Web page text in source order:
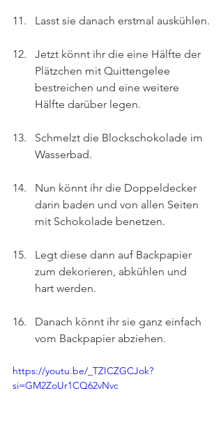
Lasst sie danach erstmal auskühlen.
Jetzt könnt ihr die eine Hälfte der
Plätzchen mit Quittengelee
bestreichen und eine weitere
Hälfte darüber legen.
Schmelzt die Blockschokolade im
Wasserbad.
Nun könnt ihr die Doppeldecker
darin baden und von allen Seiten
mit Schokolade benetzen.
Legt diese dann auf Backpapier
zum dekorieren, abkühlen und
hart werden.
Danach könnt ihr sie ganz einfach
vom Backpapier abziehen.
https://youtu.be/_TZICZGCJok?
si=GM2ZoUr1CQ62vNvc